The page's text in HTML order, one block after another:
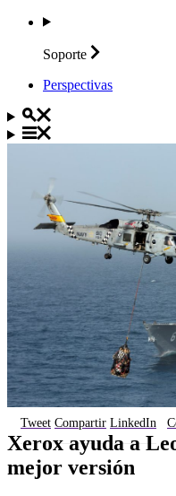
Soporte
Perspectivas
Tweet Compartir LinkedIn
Xerox ayuda a
mejor versión